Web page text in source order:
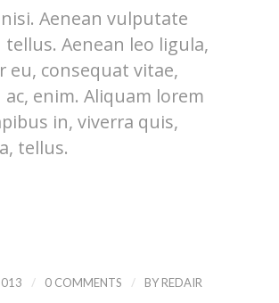
Aenean vulputate
Aenean leo ligula,
eu, consequat vitae,
enim. Aliquam lorem
in, viverra quis,
tellus.
/ 0 COMMENTS / BY REDAIR